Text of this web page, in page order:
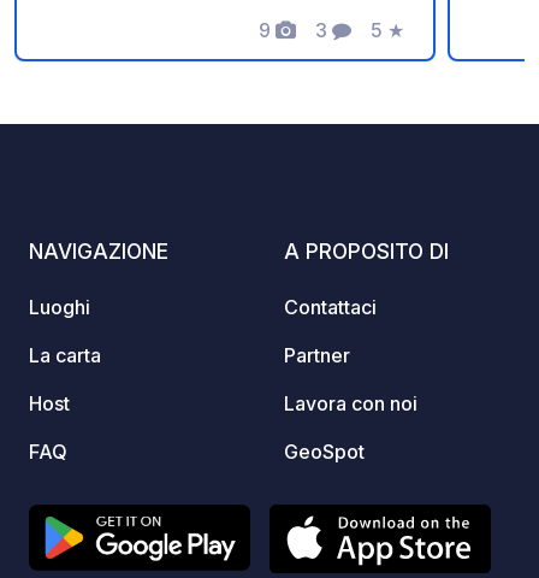
9
Foto
3
Commenti
5
Valutazione
★
are
NAVIGAZIONE
Luoghi
La carta
Host
FAQ
A PROPOSITO DI
Contattaci
Partner
Lavora con noi
GeoSpot